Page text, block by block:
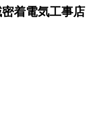
着電気工事店